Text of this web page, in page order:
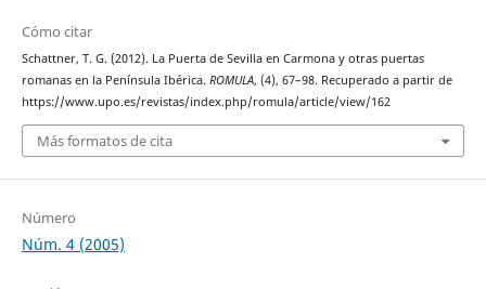
Cómo citar
Schattner, T. G. (2012). La Puerta de Sevilla en Carmona y otras puertas
romanas en la Península Ibérica. ROMULA, (4), 67–98. Recuperado a partir de
https://www.upo.es/revistas/index.php/romula/article/view/162
Más formatos de cita
Número
Núm. 4 (2005)